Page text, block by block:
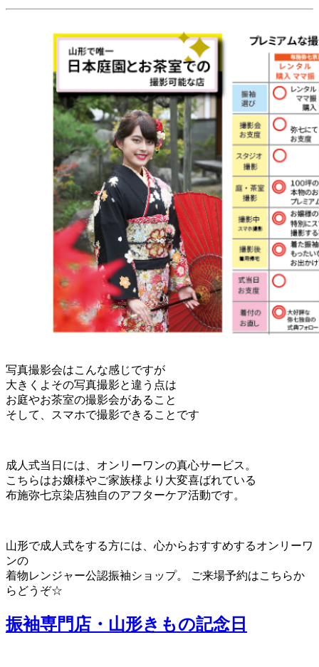
写真撮影会はこんな感じですが
大きくよその写真撮影と違う点は
お庭やお茶室の撮影会があること
そして、スマホで撮影できることです
成人式当日には、オンリーワンの真心サービス。
こちらはお嬢様やご家族様より大変喜ばれている
布施弥七京染店独自のアフターケア活動です。
山形で成人式をする方には、心からおすすめするオンリーワ
ンの
着物レンジャー公認振袖ショップ。 ご来場予約はこちらか
らどうぞ☆
振袖専門店・山形きもの記念日